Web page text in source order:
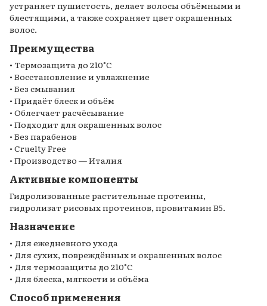
устраняет пушистость, делает волосы объёмными и
блестящими, а также сохраняет цвет окрашенных
волос.
Преимущества
• Термозащита до 210°C
• Восстановление и увлажнение
• Без смывания
• Придаёт блеск и объём
• Облегчает расчёсывание
• Подходит для окрашенных волос
• Без парабенов
• Cruelty Free
• Производство — Италия
Активные компоненты
Гидролизованные растительные протеины,
гидролизат рисовых протеинов, провитамин В5.
Назначение
• Для ежедневного ухода
• Для сухих, повреждённых и окрашенных волос
• Для термозащиты до 210°C
• Для блеска, мягкости и объёма
Способ применения